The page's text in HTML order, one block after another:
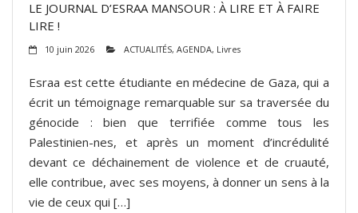
LE JOURNAL D’ESRAA MANSOUR : À LIRE ET À FAIRE
LIRE !
10 juin 2026 ACTUALITÉS, AGENDA, Livres
Esraa est cette étudiante en médecine de Gaza, qui a
écrit un témoignage remarquable sur sa traversée du
génocide : bien que terrifiée comme tous les
Palestinien-nes, et après un moment d’incrédulité
devant ce déchainement de violence et de cruauté,
elle contribue, avec ses moyens, à donner un sens à la
vie de ceux qui […]